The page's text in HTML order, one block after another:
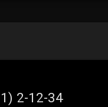
2-12-34